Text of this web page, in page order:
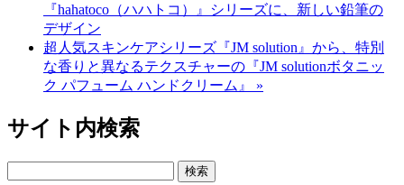
『hahatoco（ハハトコ）』シリーズに、新しい鉛筆の
デザイン
超人気スキンケアシリーズ『JM solution』から、特別
な香りと異なるテクスチャーの『JM solutionボタニッ
ク パフューム ハンドクリーム』 »
サイト内検索
Search